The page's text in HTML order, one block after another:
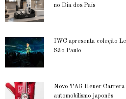
no Dia dos Pais
IWC apresenta coleção
São Paulo
Novo TAG Heuer
automobilismo japonês